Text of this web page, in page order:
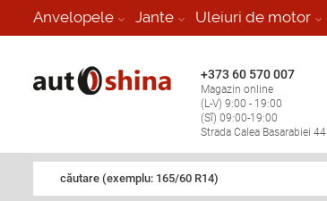
Anvelopele Jante Uleiuri de motor
+373 60 570 007
Magazin online
(L-V) 9:00 - 19:00
(Sî) 09:00-19:00
Strada Calea Basarabiei 44
căutare (exemplu: 165/60 R14)